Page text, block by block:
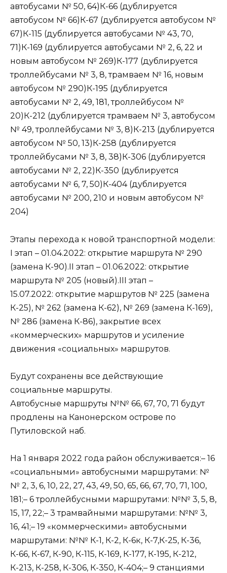
автобусами № 50, 64)К-66 (дублируется
автобусом № 66)К-67 (дублируется автобусом №
67)К-115 (дублируется автобусами № 43, 70,
71)К-169 (дублируется автобусами № 2, 6, 22 и
новым автобусом № 269)К-177 (дублируется
троллейбусами № 3, 8, трамваем № 16, новым
автобусом № 290)К-195 (дублируется
автобусами № 2, 49, 181, троллейбусом №
20)К-212 (дублируется трамваем № 3, автобусом
№ 49, троллейбусами № 3, 8)К-213 (дублируется
автобусом № 50, 13)К-258 (дублируется
троллейбусами № 3, 8, 38)К-306 (дублируется
автобусами № 2, 22)К-350 (дублируется
автобусами № 6, 7, 50)К-404 (дублируется
автобусами № 200, 210 и новым автобусом №
204)
Этапы перехода к новой транспортной модели:
I этап – 01.04.2022: открытие маршрута № 290
(замена К-90).II этап – 01.06.2022: открытие
маршрута № 205 (новый).III этап –
15.07.2022: открытие маршрутов № 225 (замена
К-25), № 262 (замена К-62), № 269 (замена К-169),
№ 286 (замена К-86), закрытие всех
«коммерческих» маршрутов и усиление
движения «социальных» маршрутов.
Будут сохранены все действующие
социальные маршруты.
Автобусные маршруты №№ 66, 67, 70, 71 будут
продлены на Канонерском острове по
Путиловской наб.
На 1 января 2022 года район обслуживается:– 16
«социальными» автобусными маршрутами: №
№ 2, 3, 6, 10, 22, 27, 43, 49, 50, 65, 66, 67, 70, 71, 100,
181;– 6 троллейбусными маршрутами: №№ 3, 5, 8,
15, 17, 22;– 3 трамвайными маршрутами: №№ 3,
16, 41;– 19 «коммерческими» автобусными
маршрутами: №№ К-1, К-2, К-6к, К-7,К-25, К-36,
К-66, К-67, К-90, К-115, К-169, К-177, К-195, К-212,
К-213, К-258, К-306, К-350, К-404;– 9 станциями